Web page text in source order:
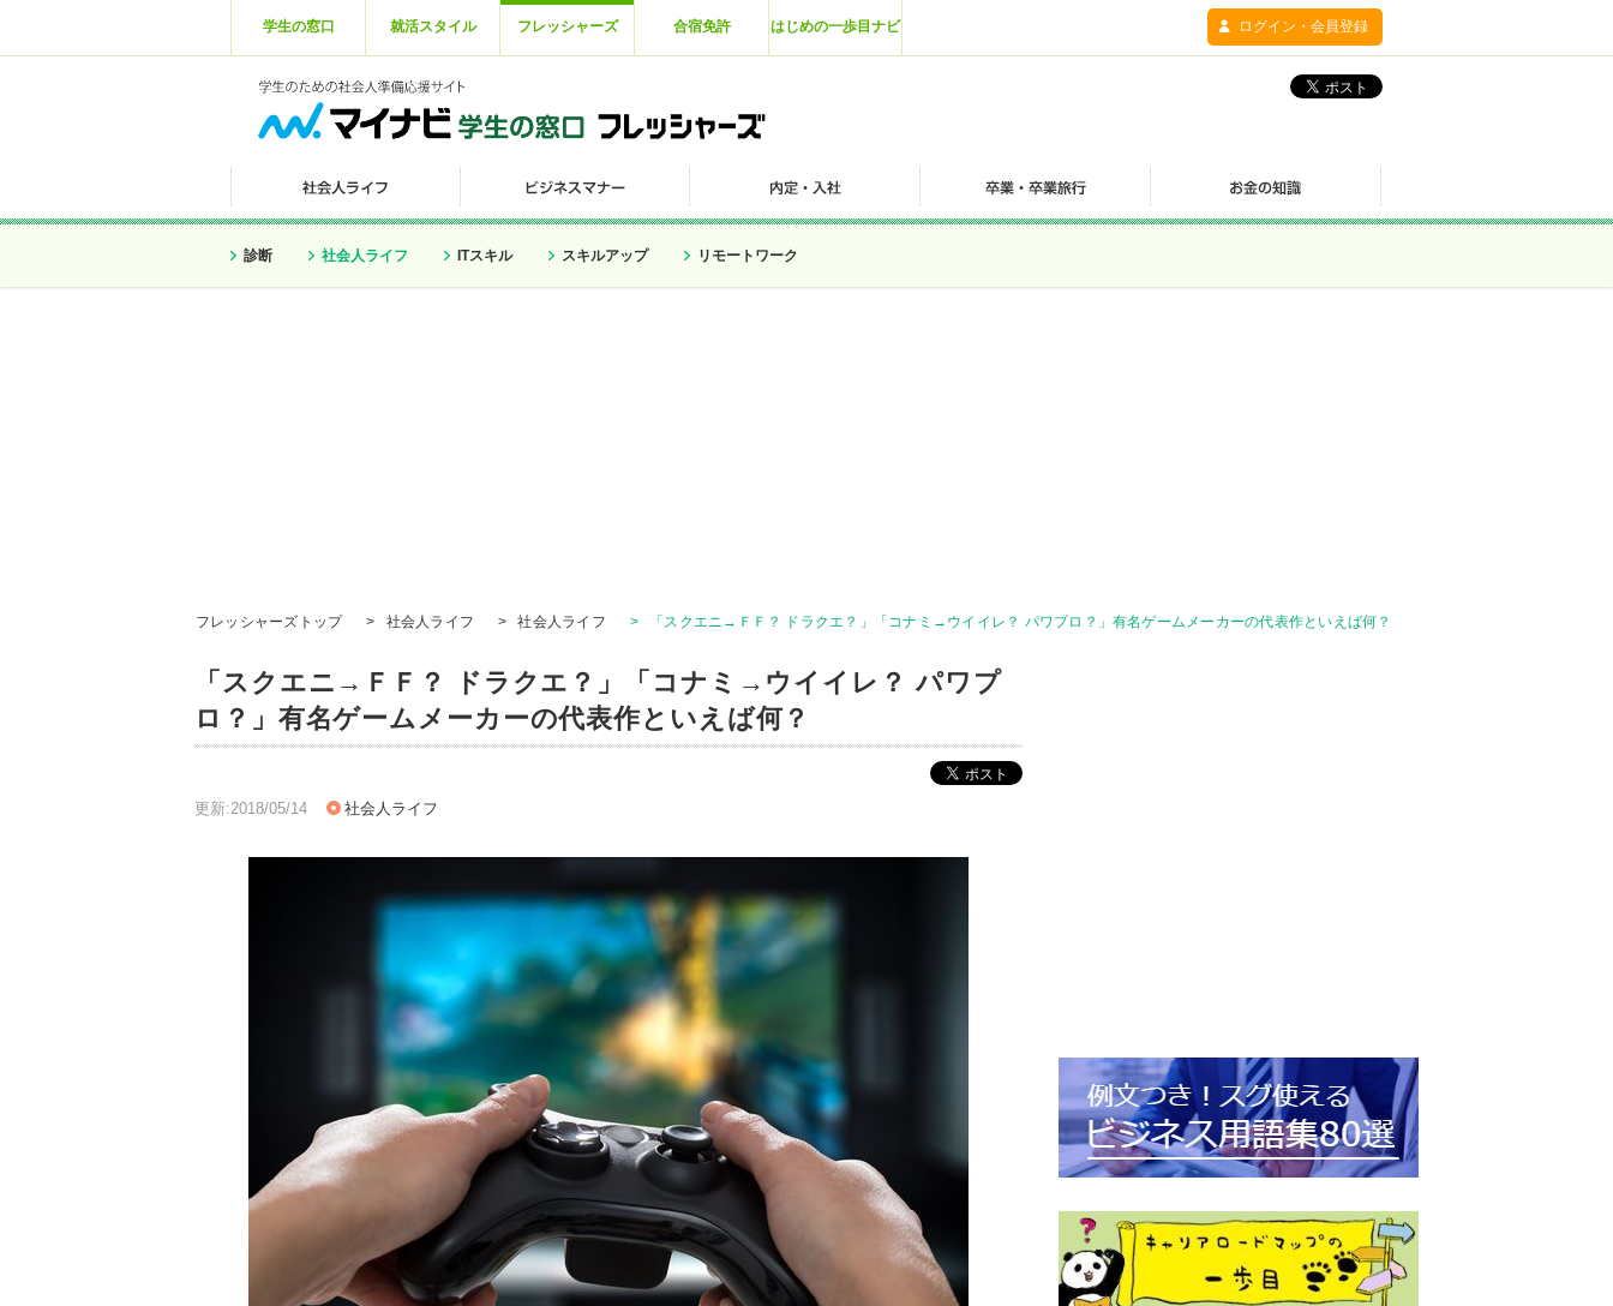
学生の窓口 就活スタイル フレッシャーズ 合宿免許 はじめの一歩目ナビ ログイン・会員登録
診断 社会人ライフ ITスキル スキルアップ リモートワーク
フレッシャーズトップ > 社会人ライフ > 社会人ライフ > 「スクエニ→ＦＦ？ ドラクエ？」「コナミ→ウイイレ？ パワプロ？」有名ゲームメーカーの代表作といえば何？
「スクエニ→ＦＦ？ ドラクエ？」「コナミ→ウイイレ？ パワプ
ロ？」有名ゲームメーカーの代表作といえば何？
更新:2018/05/14 社会人ライフ